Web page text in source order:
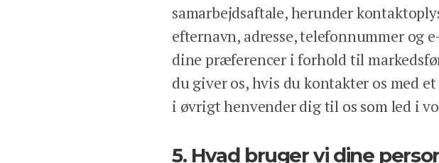
samarbejdsaftale, herunder
efternavn, adresse, telefonnummer og
dine præferencer i forhold til
du giver os, hvis du kontakter os med
i øvrigt henvender dig til os som led i
5. Hvad bruger vi dine